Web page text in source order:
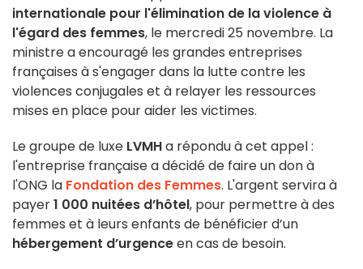
internationale pour l'élimination de la violence à
l'égard des femmes, le mercredi 25 novembre. La
ministre a encouragé les grandes entreprises
françaises à s'engager dans la lutte contre les
violences conjugales et à relayer les ressources
mises en place pour aider les victimes.
Le groupe de luxe LVMHa répondu à cet appel :
l'entreprise française a décidé de faire un don à
l'ONG la Fondation des Femmes. L'argent servira à
payer1 000 nuitées d’hôtel, pour permettre à des
femmes et à leurs enfants de bénéficier d’un
hébergement d’urgenceen cas de besoin.